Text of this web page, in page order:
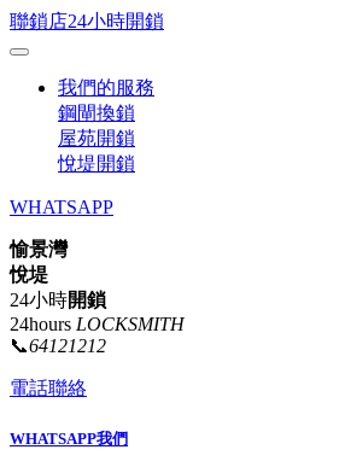
聯鎖店24小時開鎖
我們的服務
鋼閘換鎖
屋苑開鎖
悅堤開鎖
WHATSAPP
愉景灣
悅堤
24小時開鎖
24hours LOCKSMITH
📞64121212
電話聯絡
WHATSAPP我們